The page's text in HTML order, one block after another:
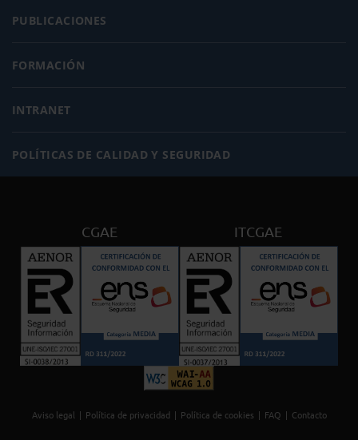
PUBLICACIONES
FORMACIÓN
INTRANET
POLÍTICAS DE CALIDAD Y SEGURIDAD
CGAE ITCGAE
Aviso legal Política de privacidad Política de cookies FAQ Contacto